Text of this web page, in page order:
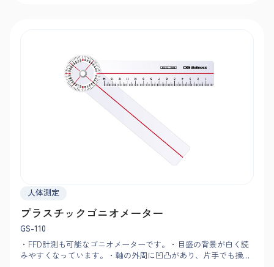
人体測定
プラスチックゴニオメーター
GS-110
・FFD計測も可能なゴニオメーターです。・目盛の背景が白く読
みやすくなっています。・軸の外周に凹凸があり、片手でも操作